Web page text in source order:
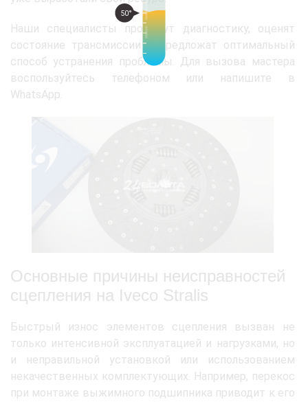
50°
Наши специалисты проведут диагностику, оценят
состояние трансмиссии и предложат оптимальный
способ устранения проблемы. Для вызова мастера
воспользуйтесь телефоном или напишите в
WhatsApp.
Основные причины неисправностей
сцепления на Iveco Stralis
Быстрый износ элементов сцепления вызван не
только интенсивной эксплуатацией и нагрузками, но
и неправильной установкой или использованием
некачественных комплектующих. Например, перекос
при монтаже выжимного подшипника приводит к его